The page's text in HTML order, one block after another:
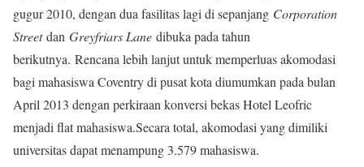
gugur 2010, dengan dua fasilitas lagi di sepanjang Corporation
Streetdan Greyfriars Lane dibuka pada tahun
berikutnya. Rencana lebih lanjut untuk memperluas akomodasi
bagi mahasiswa Coventry di pusat kota diumumkan pada bulan
April 2013 dengan perkiraan konversi bekas Hotel Leofric
menjadi flat mahasiswa.Secara total, akomodasi yang dimiliki
universitas dapat menampung 3.579 mahasiswa.